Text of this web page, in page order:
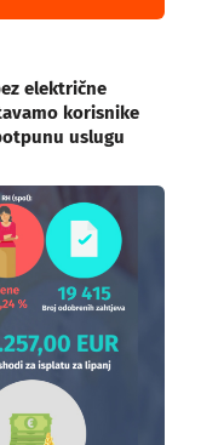
električne
korisnike
uslugu